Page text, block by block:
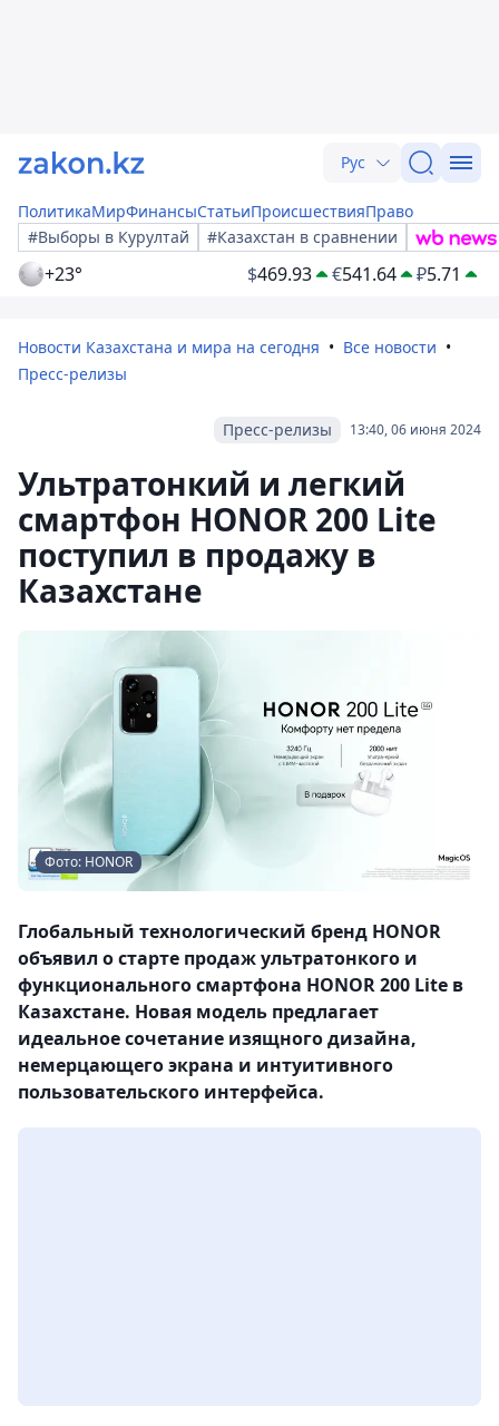
Рус
ПолитикаМирФинансыСтатьиПроисшествияПраво
#Выборы в Курултай
#Казахстан в сравнении
+23° $469.93 €541.64 ₽5.71
Новости Казахстана и мира на сегодня
Все новости
Пресс-релизы
13:40, 06 июня 2024
Пресс-релизы
Ультратонкий и легкий
смартфон HONOR 200 Lite
поступил в продажу в
Казахстане
Фото: HONOR
Глобальный технологический бренд HONOR
объявил о старте продаж ультратонкого и
функционального смартфона HONOR 200 Lite в
Казахстане. Новая модель предлагает
идеальное сочетание изящного дизайна,
немерцающего экрана и интуитивного
пользовательского интерфейса.